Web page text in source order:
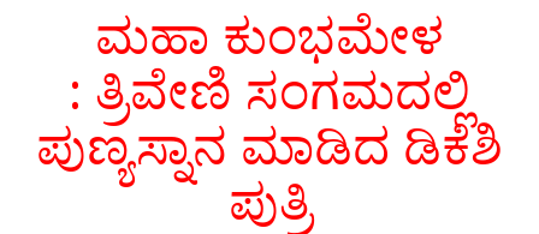
ಮಹಾ ಕುಂಭಮೇಳ
: ತ್ರಿವೇಣಿ ಸಂಗಮದಲ್ಲಿ
ಪುಣ್ಯಸ್ನಾನ ಮಾಡಿದ ಡಿಕೆಶಿ
ಪುತ್ರಿ